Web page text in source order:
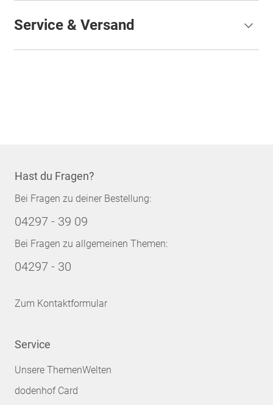
Service & Versand
Hast du Fragen?
Bei Fragen zu deiner Bestellung:
04297 - 39 09
Bei Fragen zu allgemeinen Themen:
04297 - 30
Zum Kontaktformular
Service
Unsere ThemenWelten
dodenhof Card